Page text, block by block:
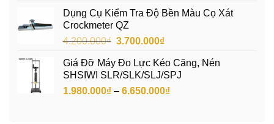
Dụng Cụ Kiểm Tra Độ Bền Màu Cọ Xát
Crockmeter QZ
4.200.000₫ Giá
là:
4.200.000₫.
3.700.000₫Giá
tại
là:
3.700.000₫.
Giá Đỡ Máy Đo Lực Kéo Căng, Nén
SHSIWI SLR/SLK/SLJ/SPJ
1.980.000₫ – 6.650.000₫Khoảng